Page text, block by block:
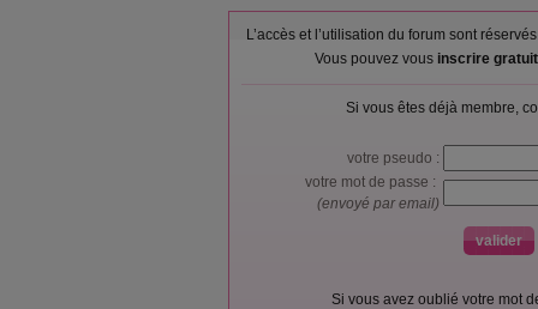
L’accès et l’utilisation du forum sont
Vous pouvez vous inscrire
Si vous êtes déjà membre,
votre pseudo :
votre mot de passe :
(envoyé par email)
Si vous avez oublié votre mot